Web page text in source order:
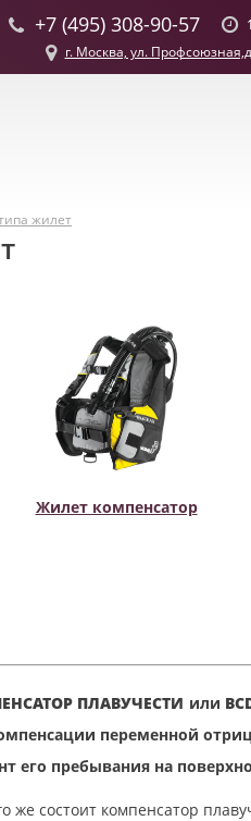
+7 (495) 308-90-57
г. Москва, ул.
жилет
Жилет компенсатор
ПЛАВУЧЕСТИ или
переменной
его пребывания на
же состоит компенсатор